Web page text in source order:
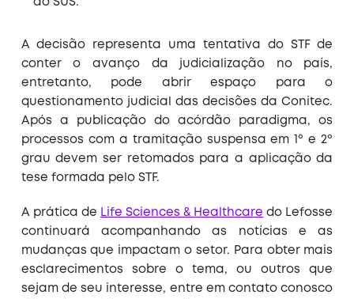
A decisão representa uma tentativa do STF de
conter o avanço da judicialização no país,
entretanto, pode abrir espaço para o
questionamento judicial das decisões da Conitec.
Após a publicação do acórdão paradigma, os
processos com a tramitação suspensa em 1º e 2º
grau devem ser retomados para a aplicação da
tese formada pelo STF.
A prática de Life Sciences & Healthcare do Lefosse
continuará acompanhando as notícias e as
mudanças que impactam o setor. Para obter mais
esclarecimentos sobre o tema, ou outros que
sejam de seu interesse, entre em contato conosco